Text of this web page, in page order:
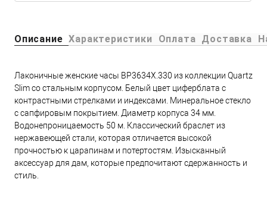
Описание Характеристики Оплата Доставка
Лаконичные женские часы BP3634X.330 из коллекции Quartz
Slim со стальным корпусом. Белый цвет циферблата с
контрастными стрелками и индексами. Минеральное стекло
с сапфировым покрытием. Диаметр корпуса 34 мм.
Водонепроницаемость 50 м. Классический браслет из
нержавеющей стали, которая отличается высокой
прочностью к царапинам и потертостям. Изысканный
аксессуар для дам, которые предпочитают сдержанность и
стиль.